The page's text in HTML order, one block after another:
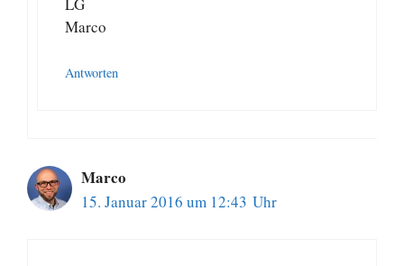
Marco
Antworten
Marco
15. Januar 2016 um 12:43 Uhr